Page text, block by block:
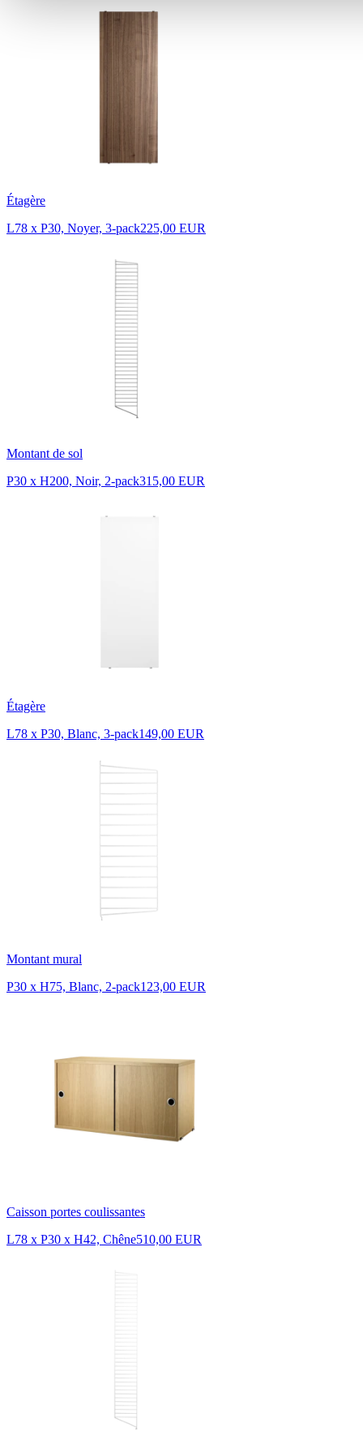
Étagère
L78 x P30, Noyer, 3-pack225,00 EUR
Montant de sol
P30 x H200, Noir, 2-pack315,00 EUR
Étagère
L78 x P30, Blanc, 3-pack149,00 EUR
Montant mural
P30 x H75, Blanc, 2-pack123,00 EUR
Caisson portes coulissantes
L78 x P30 x H42, Chêne510,00 EUR